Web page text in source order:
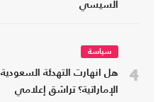
السيسي
4
سياسة
هل انهارت التهدئة السعودية
الإماراتية؟ تراشق إعلامي